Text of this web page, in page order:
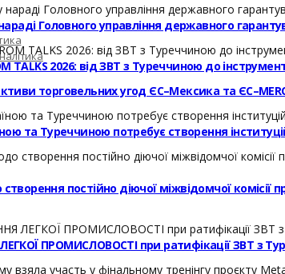
Головного управління державного
TALKS 2026: від ЗВТ з Туреччиною до
торговельних угод ЄС–Мексика та
та Туреччиною потребує створення
постійно діючої міжвідомчої комісії
ПРОМИСЛОВОСТІ при ратифікації ЗВТ з